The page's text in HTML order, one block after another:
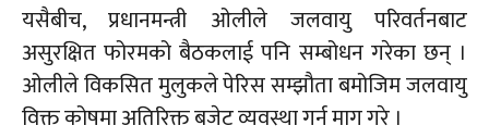
यसैबीच, प्रधानमन्त्री ओलीले जलवायु परिवर्तनबाट
असुरक्षित फोरमको बैठकलाई पनि सम्बोधन गरेका छन् ।
ओलीले विकसित मुलुकले पेरिस सम्झौता बमोजिम जलवायु
विक्त कोषमा अतिरिक्त बजेट व्यवस्था गर्न माग गरे ।